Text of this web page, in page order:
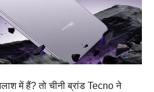
में हैं? तो चीनी ब्रांड Tecno ने